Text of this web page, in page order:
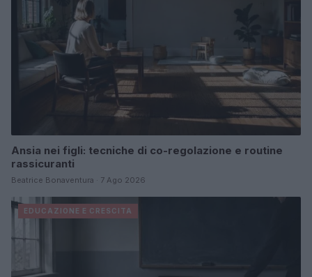
Ansia nei figli: tecniche di co-regolazione e routine
rassicuranti
Beatrice Bonaventura · 7 Ago 2026
EDUCAZIONE E CRESCITA